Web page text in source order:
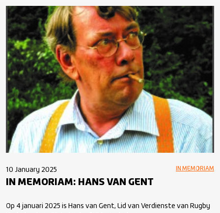
10 January 2025 IN MEMORIAM
IN MEMORIAM: HANS VAN GENT
Op 4 januari 2025 is Hans van Gent, Lid van Verdienste van Rugby